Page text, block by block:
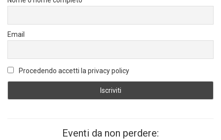
Email
Procedendo accetti la privacy policy
Eventi da non perdere: